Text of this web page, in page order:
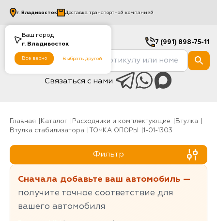
Ваш город
г. Владивосток
Все верно Выбрать другой
г. Владивосток Доставка транспортной компанией
7 (991) 898-75-11
Связаться с нами
Главная Каталог Расходники и комплектующие
Втулка
Втулка стабилизатора
ТОЧКА ОПОРЫ 1-01-1303
Фильтр
Сначала добавьте ваш автомобиль —
получите точное соответствие для
вашего автомобиля